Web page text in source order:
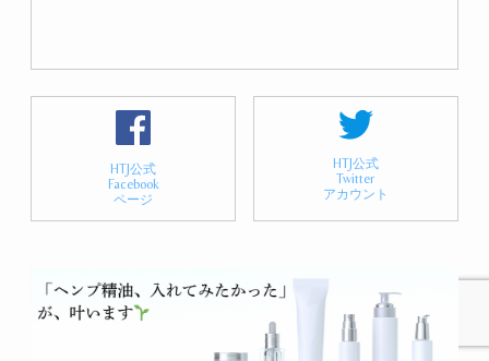
HTJ公式
Facebook
ページ
HTJ公式
Twitter
アカウント